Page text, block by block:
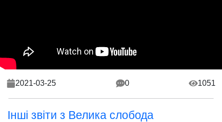
2021-03-25 0 1051
Інші звіти з Велика слобода